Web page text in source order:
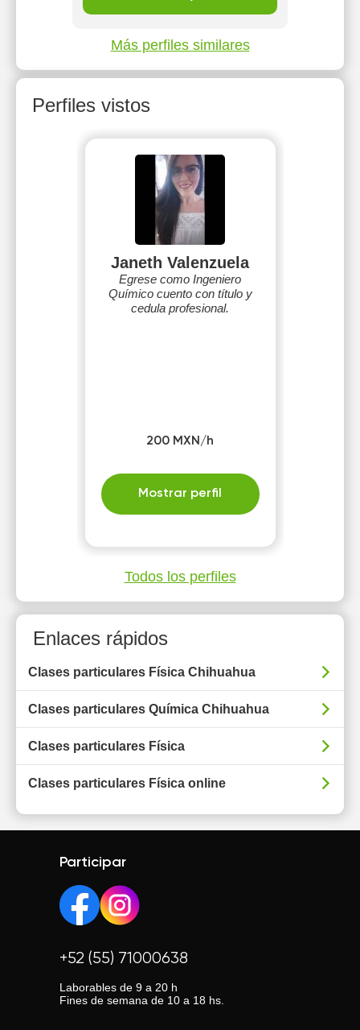
Más perfiles similares
Perfiles vistos
Janeth Valenzuela
Egrese como Ingeniero
Químico cuento con título y
cedula profesional.
200 MXN/h
Mostrar perfil
Todos los perfiles
Enlaces rápidos
Clases particulares Física Chihuahua
Clases particulares Química Chihuahua
Clases particulares Física
Clases particulares Física online
Participar
+52 (55) 71000638
Laborables de 9 a 20 h
Fines de semana de 10 a 18 hs.